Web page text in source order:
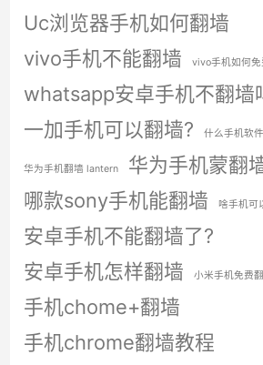
Uc浏览器手机如何翻墙
vivo手机不能翻墙
vivo手机如何免
whatsapp安卓手机不翻墙
一加手机可以翻墙?
什么手机软
华为手机翻墙 lantern
华为手机蒙翻
哪款sony手机能翻墙
啥手机可
安卓手机不能翻墙了?
安卓手机怎样翻墙
小米手机免费
手机chome+翻墙
手机chrome翻墙教程